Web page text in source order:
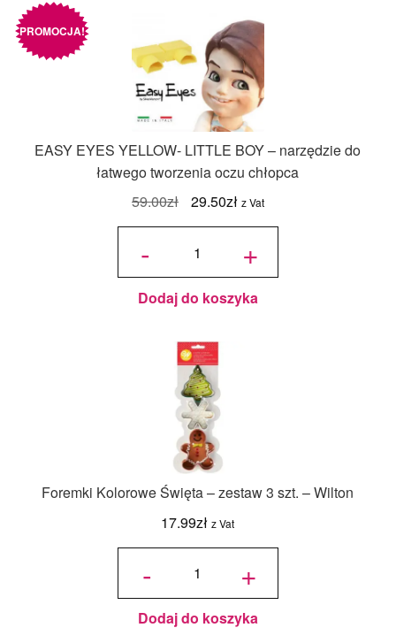
EASY EYES YELLOW- LITTLE BOY – narzędzie do
łatwego tworzenia oczu chłopca
PROMOCJA!
59.00zł
Pierwotna
cena
wynosiła:
29.50złAktualna
cena
29.50zł.
z Vat
-
ilość
YELLOW-
LITTLE
BOY -
narzędzie
do
tworzenia
oczu
chłopca
+
Dodaj do koszyka
Foremki Kolorowe Święta – zestaw 3 szt. – Wilton
17.99zł z Vat
-
ilość
Święta -
zestaw 3
szt. -
Wilton +
Dodaj do koszyka